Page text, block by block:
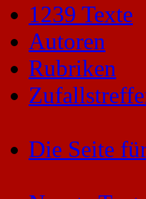
1239 Texte
Autoren
Rubriken
Die Seite